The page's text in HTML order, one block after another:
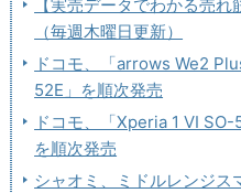
【実売データでわかる売れ
（毎週木曜日更新）
ドコモ、「arrows We2
52E」を順次発売
ドコモ、「Xperia 1 VI SO-
を順次発売
シャオミ、ミドルレンジ